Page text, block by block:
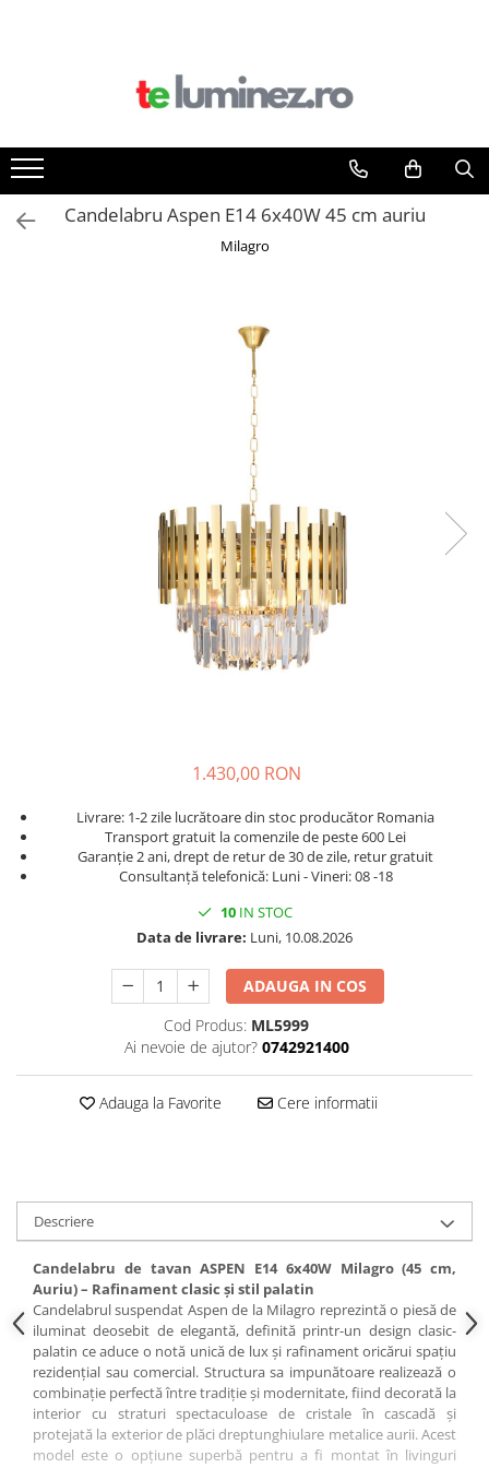
Candelabru Aspen E14 6x40W 45 cm auriu
Milagro
1.430,00 RON
Livrare: 1-2 zile lucrătoare din stoc producător Romania
Transport gratuit la comenzile de peste 600 Lei
Garanție 2 ani, drept de retur de 30 de zile, retur gratuit
Consultanță telefonică: Luni - Vineri: 08 -18
10IN STOC
Data de livrare: Luni, 10.08.2026
ADAUGA IN COS
Cod Produs: ML5999
Ai nevoie de ajutor? 0742921400
Adauga la Favorite Cere informatii
Descriere
Candelabru de tavan ASPEN E14 6x40W Milagro (45 cm,
Auriu) – Rafinament clasic și stil palatin
Candelabrul suspendat Aspen de la Milagro reprezintă o piesă de
iluminat deosebit de elegantă, definită printr-un design clasic-
palatin ce aduce o notă unică de lux și rafinament oricărui spațiu
rezidențial sau comercial. Structura sa impunătoare realizează o
combinație perfectă între tradiție și modernitate, fiind decorată la
interior cu straturi spectaculoase de cristale în cascadă și
protejată la exterior de plăci dreptunghiulare metalice aurii. Acest
model este o opțiune superbă pentru a fi montat în livinguri